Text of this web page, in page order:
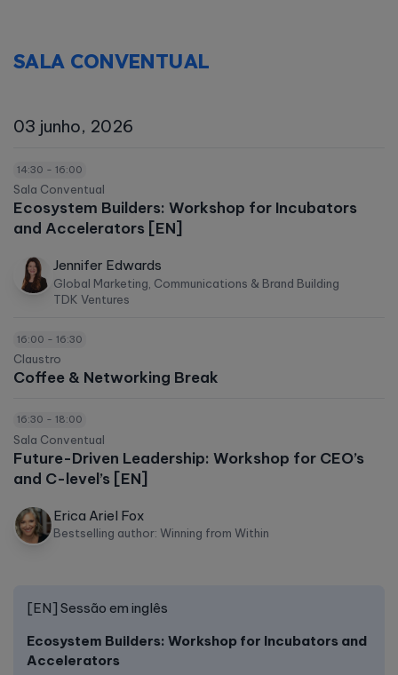
SALA CONVENTUAL
03 junho, 2026
14:30 - 16:00
Sala Conventual
Ecosystem Builders: Workshop for Incubators
and Accelerators [EN]
Jennifer Edwards
Global Marketing, Communications & Brand Building
TDK Ventures
16:00 - 16:30
Claustro
Coffee & Networking Break
16:30 - 18:00
Sala Conventual
Future-Driven Leadership: Workshop for CEO’s
and C-level’s [EN]
Erica Ariel Fox
Bestselling author: Winning from Within
[EN] Sessão em inglês
Ecosystem Builders: Workshop for Incubators and
Accelerators